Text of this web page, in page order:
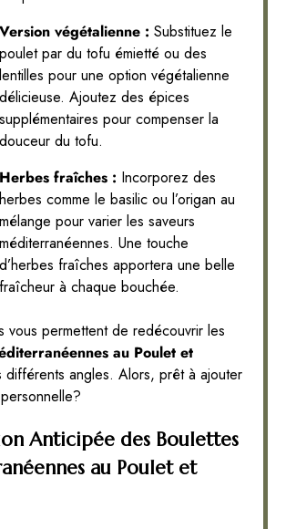
Version végétalienne : Substituez le
poulet par du tofu émietté ou des
lentilles pour une option végétalienne
délicieuse. Ajoutez des épices
supplémentaires pour compenser la
douceur du tofu.
Herbes fraîches : Incorporez des
herbes comme le basilic ou l’origan au
mélange pour varier les saveurs
méditerranéennes. Une touche
d’herbes fraîches apportera une belle
fraîcheur à chaque bouchée.
vous permettent de redécouvrir les
au Poulet et
différents angles. Alors, prêt à ajouter
Anticipée des Boulettes
au Poulet et